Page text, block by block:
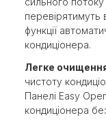
перевірятимуть
функції
кондиціонера.
Легке
чистоту
Панелі Easy
кондиціонера